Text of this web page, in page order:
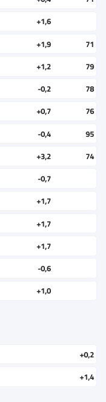
+1,6
+1,9
71
+1,2
79
-0,2
78
+0,7
76
-0,4
95
+3,2
74
-0,7
+1,7
+1,7
+1,7
-0,6
+1,0
+0,2
+1,4